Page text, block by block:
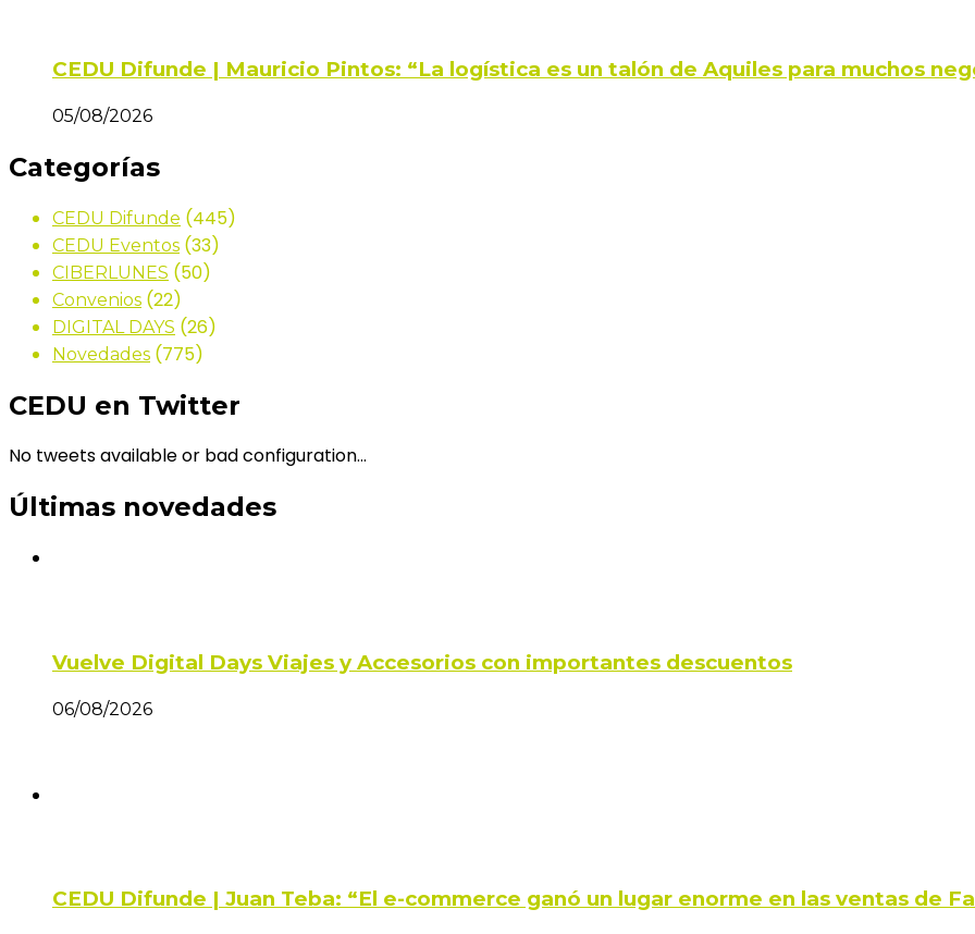
CEDU Difunde | Mauricio Pintos: “La logística es un talón de Aquiles para muchos
05/08/2026
Categorías
CEDU Difunde (445)
CEDU Eventos (33)
CIBERLUNES (50)
Convenios (22)
DIGITAL DAYS (26)
Novedades (775)
CEDU en Twitter
No tweets available or bad configuration...
Últimas novedades
Vuelve Digital Days Viajes y Accesorios con importantes descuentos
06/08/2026
CEDU Difunde | Juan Teba: “El e-commerce ganó un lugar enorme en las ventas de